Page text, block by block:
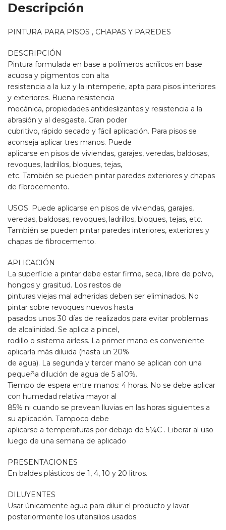
Descripción
PINTURA PARA PISOS , CHAPAS Y PAREDES
DESCRIPCIÓN
Pintura formulada en base a polímeros acrílicos en base
acuosa y pigmentos con alta
resistencia a la luz y la intemperie, apta para pisos interiores
y exteriores. Buena resistencia
mecánica, propiedades antideslizantes y resistencia a la
abrasión y al desgaste. Gran poder
cubritivo, rápido secado y fácil aplicación. Para pisos se
aconseja aplicar tres manos. Puede
aplicarse en pisos de viviendas, garajes, veredas, baldosas,
revoques, ladrillos, bloques, tejas,
etc. También se pueden pintar paredes exteriores y chapas
de fibrocemento.
USOS: Puede aplicarse en pisos de viviendas, garajes,
veredas, baldosas, revoques, ladrillos, bloques, tejas, etc.
También se pueden pintar paredes interiores, exteriores y
chapas de fibrocemento.
APLICACIÓN
La superficie a pintar debe estar firme, seca, libre de polvo,
hongos y grasitud. Los restos de
pinturas viejas mal adheridas deben ser eliminados. No
pintar sobre revoques nuevos hasta
pasados unos 30 días de realizados para evitar problemas
de alcalinidad. Se aplica a pincel,
rodillo o sistema airless. La primer mano es conveniente
aplicarla más diluida (hasta un 20%
de agua). La segunda y tercer mano se aplican con una
pequeña dilución de agua de 5 a10%.
Tiempo de espera entre manos: 4 horas. No se debe aplicar
con humedad relativa mayor al
85% ni cuando se prevean lluvias en las horas siguientes a
su aplicación. Tampoco debe
aplicarse a temperaturas por debajo de 5¼C . Liberar al uso
luego de una semana de aplicado
PRESENTACIONES
En baldes plásticos de 1, 4, 10 y 20 litros.
DILUYENTES
Usar únicamente agua para diluir el producto y lavar
posteriormente los utensilios usados.